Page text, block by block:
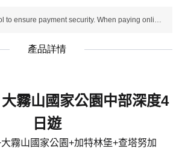
Use SSL protocol to ensure payment security. When paying online, your payment information is protected.
產品詳情
霧山國家公園中部深度4
日遊
大霧山國家公園+加特林堡+查塔努加